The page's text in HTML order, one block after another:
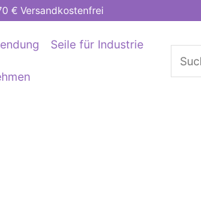
€ Versandkostenfrei
Seile für Industrie